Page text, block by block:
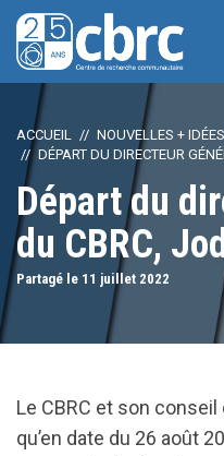
ACCUEIL
NOUVELLES + IDÉES
DÉPART DU DIRECTEUR
Départ du
du CBRC,
Partagé le 11 juillet 2022
Le CBRC et son
qu’en date du 26 août